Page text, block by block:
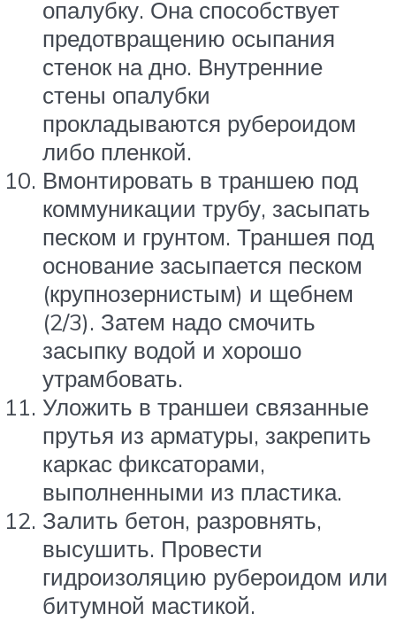
опалубку. Она способствует
предотвращению осыпания
стенок на дно. Внутренние
стены опалубки
прокладываются рубероидом
либо пленкой.
Вмонтировать в траншею под
коммуникации трубу, засыпать
песком и грунтом. Траншея под
основание засыпается песком
(крупнозернистым) и щебнем
(2/3). Затем надо смочить
засыпку водой и хорошо
утрамбовать.
Уложить в траншеи связанные
прутья из арматуры, закрепить
каркас фиксаторами,
выполненными из пластика.
Залить бетон, разровнять,
высушить. Провести
гидроизоляцию рубероидом или
битумной мастикой.